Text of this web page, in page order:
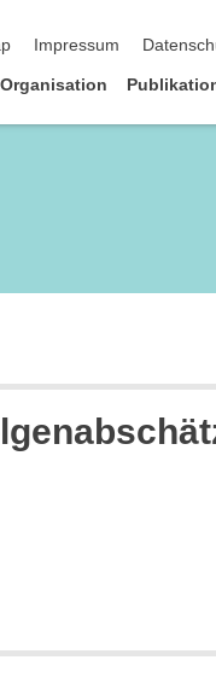
Impressum
Organisation